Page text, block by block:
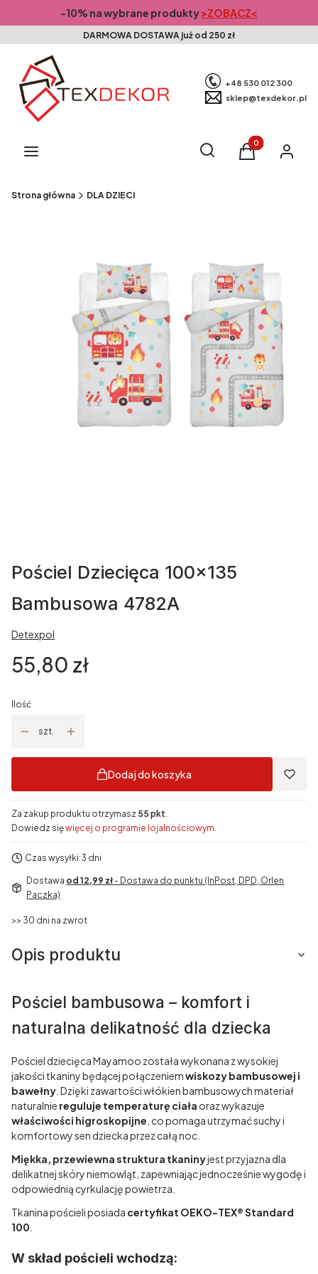
-10% na wybrane produkty>ZOBACZ<
DARMOWA DOSTAWA już od 250 zł
+48 530 012 300
sklep@texdekor.pl
Menu Otwórz wyszukiwarkę
Szukaj Produkty w
Koszyk Zaloguj
Strona główna DLA DZIECI
Pościel Dziecięca 100x135
Bambusowa 4782A
Detexpol
Cena
55,80 zł
Ilość
szt.
Dodaj do koszyka
Za zakup produktu otrzymasz 55 pkt.
Dowiedz sięwięcej o programie lojalnościowym.
Czas wysyłki:3 dni
Dostawa od 12,99 zł - Dostawa do punktu (InPost, DPD, Orlen
Paczka)
>> 30 dni na zwrot
Opis produktu
Pościel bambusowa – komfort i
naturalna delikatność dla dziecka
Pościel dziecięca Mayamoo została wykonana z wysokiej
jakości tkaniny będącej połączeniemwiskozy bambusowej i
bawełny . Dzięki zawartości włókien bambusowych materiał
naturalnie reguluje temperaturę ciała oraz wykazuje
właściwości higroskopijne , co pomaga utrzymać suchy i
komfortowy sen dziecka przez całą noc.
Miękka, przewiewna struktura tkaninyjest przyjazna dla
delikatnej skóry niemowląt, zapewniając jednocześnie wygodę i
odpowiednią cyrkulację powietrza.
Tkanina pościeli posiada certyfikat OEKO-TEX® Standard
100
W skład pościeli wchodzą: